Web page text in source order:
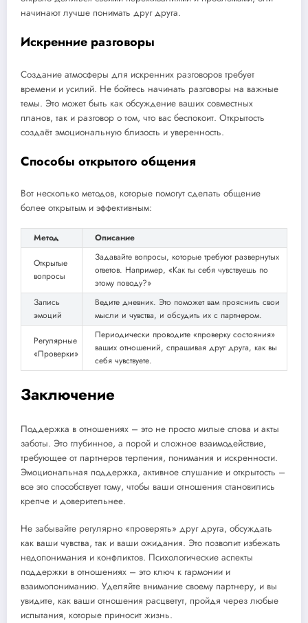
начинают лучше понимать друг друга.
Искренние разговоры
Создание атмосферы для искренних разговоров требует
времени и усилий. Не бойтесь начинать разговоры на важные
темы. Это может быть как обсуждение ваших совместных
планов, так и разговор о том, что вас беспокоит. Открытость
создаёт эмоциональную близость и уверенность.
Способы открытого общения
Вот несколько методов, которые помогут сделать общение
более открытым и эффективным:
Метод Описание
Открытые
вопросы
Задавайте вопросы, которые требуют развернутых
ответов. Например, «Как ты себя чувствуешь по
этому поводу?»
Запись
эмоций
Ведите дневник. Это поможет вам прояснить свои
мысли и чувства, и обсудить их с партнером.
Регулярные
«Проверки»
Периодически проводите «проверку состояния»
ваших отношений, спрашивая друг друга, как вы
себя чувствуете.
Заключение
Поддержка в отношениях – это не просто милые слова и акты
заботы. Это глубинное, а порой и сложное взаимодействие,
требующее от партнеров терпения, понимания и искренности.
Эмоциональная поддержка, активное слушание и открытость –
все это способствует тому, чтобы ваши отношения становились
крепче и доверительнее.
Не забывайте регулярно «проверять» друг друга, обсуждать
как ваши чувства, так и ваши ожидания. Это позволит избежать
недопонимания и конфликтов. Психологические аспекты
поддержки в отношениях – это ключ к гармонии и
взаимопониманию. Уделяйте внимание своему партнеру, и вы
увидите, как ваши отношения расцветут, пройдя через любые
испытания, которые приносит жизнь.